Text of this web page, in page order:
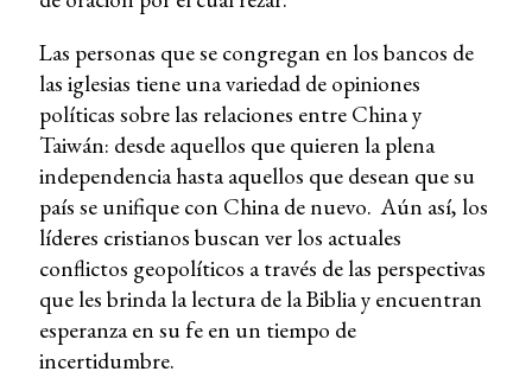
Las personas que se congregan en los bancos de
las iglesias tiene una variedad de opiniones
políticas sobre las relaciones entre China y
Taiwán: desde aquellos que quieren la plena
independencia hasta aquellos que desean que su
país se unifique con China de nuevo. Aún así, los
líderes cristianos buscan ver los actuales
conflictos geopolíticos a través de las perspectivas
que les brinda la lectura de la Biblia y encuentran
esperanza en su fe en un tiempo de
incertidumbre.